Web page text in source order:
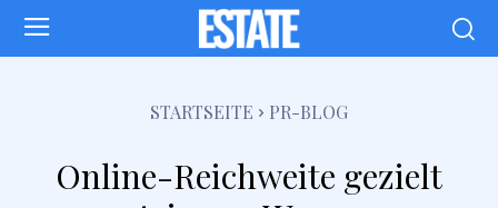
STARTSEITE PR-BLOG
Online-Reichweite gezielt